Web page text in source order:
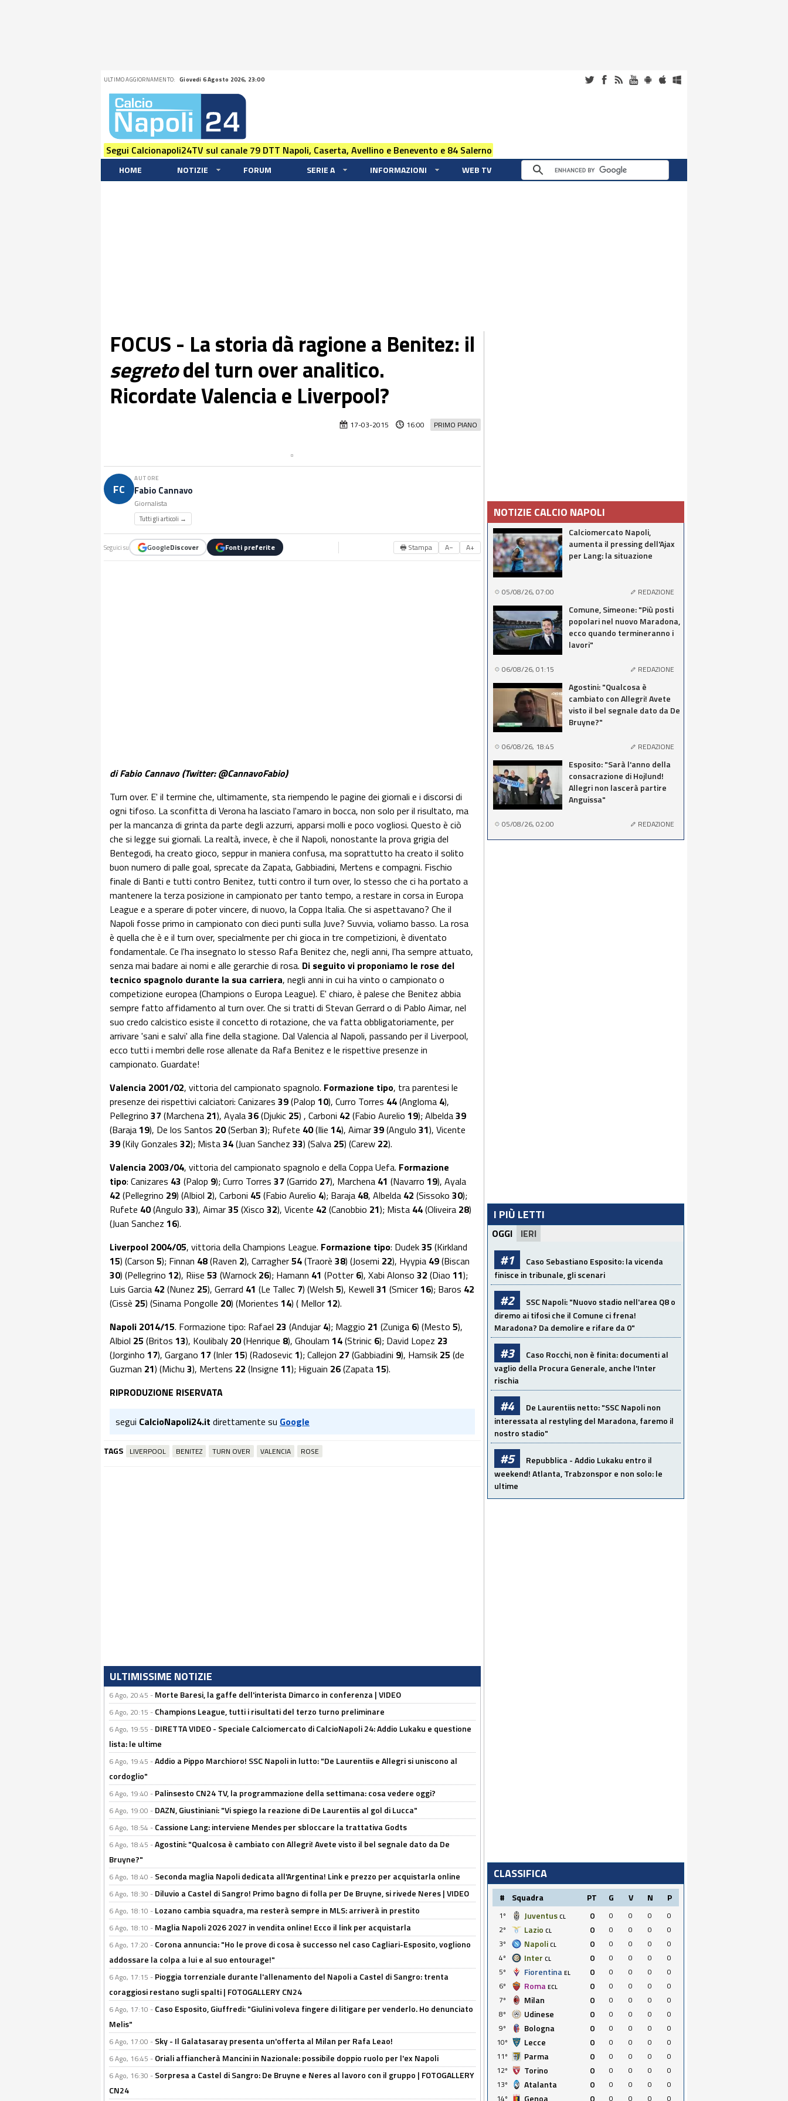
ULTIMO AGGIORNAMENTO: Giovedi 6 Agosto 2026, 23:00
Segui Calcionapoli24TV sul canale 79 DTT Napoli, Caserta, Avellino e Benevento e 84 Salerno
HOME NOTIZIE FORUM SERIE A INFORMAZIONI WEB TV
FOCUS - La storia dà ragione a Benitez: il
segretodel turn over analitico.
Ricordate Valencia e Liverpool?
PRIMO PIANO
17-03-2015 16:00
FC
AUTORE
Fabio Cannavo
Giornalista
Tutti gli articoli →
Seguici su GoogleDiscover Fonti preferite 🖶 Stampa A− A+
di Fabio Cannavo (Twitter: @CannavoFabio)
Turn over. E' il termine che, ultimamente, sta riempendo le pagine dei giornali e i discorsi di
ogni tifoso. La sconfitta di Verona ha lasciato l'amaro in bocca, non solo per il risultato, ma
per la mancanza di grinta da parte degli azzurri, apparsi molli e poco vogliosi. Questo è ciò
che si legge sui giornali. La realtà, invece, è che il Napoli, nonostante la prova grigia del
Bentegodi, ha creato gioco, seppur in maniera confusa, ma soprattutto ha creato il solito
buon numero di palle goal, sprecate da Zapata, Gabbiadini, Mertens e compagni. Fischio
finale di Banti e tutti contro Benitez, tutti contro il turn over, lo stesso che ci ha portato a
mantenere la terza posizione in campionato per tanto tempo, a restare in corsa in Europa
League e a sperare di poter vincere, di nuovo, la Coppa Italia. Che si aspettavano? Che il
Napoli fosse primo in campionato con dieci punti sulla Juve? Suvvia, voliamo basso. La rosa
è quella che è e il turn over, specialmente per chi gioca in tre competizioni, è diventato
fondamentale. Ce l'ha insegnato lo stesso Rafa Benitez che, negli anni, l'ha sempre attuato,
senza mai badare ai nomi e alle gerarchie di rosa. Di seguito vi proponiamo le rose del
tecnico spagnolo durante la sua carriera, negli anni in cui ha vinto o campionato o
competizione europea (Champions o Europa League). E' chiaro, è palese che Benitez abbia
sempre fatto affidamento al turn over. Che si tratti di Stevan Gerrard o di Pablo Aimar, nel
suo credo calcistico esiste il concetto di rotazione, che va fatta obbligatoriamente, per
arrivare 'sani e salvi' alla fine della stagione. Dal Valencia al Napoli, passando per il Liverpool,
ecco tutti i membri delle rose allenate da Rafa Benitez e le rispettive presenze in
campionato. Guardate!
Valencia 2001/02, vittoria del campionato spagnolo. Formazione tipo, tra parentesi le
presenze dei rispettivi calciatori: Canizares 39(Palop 10), Curro Torres 44(Angloma 4),
Pellegrino 37(Marchena 21), Ayala36(Djukic 25) , Carboni 42 (Fabio Aurelio 19); Albelda39
(Baraja19), De los Santos 20(Serban 3); Rufete 40(Ilie 14), Aimar39(Angulo 31), Vicente
39(Kily Gonzales 32); Mista34(Juan Sanchez 33) (Salva 25) (Carew 22).
Valencia 2003/04, vittoria del campionato spagnolo e della Coppa Uefa. Formazione
tipo: Canizares 43 (Palop 9); Curro Torres 37(Garrido 27), Marchena 41 (Navarro 19), Ayala
42 (Pellegrino 29) (Albiol 2), Carboni 45 (Fabio Aurelio 4); Baraja 48, Albelda 42 (Sissoko 30);
Rufete 40(Angulo 33), Aimar35 (Xisco 32), Vicente 42 (Canobbio 21); Mista 44(Oliveira 28)
(Juan Sanchez 16).
Liverpool 2004/05, vittoria della Champions League. Formazione tipo: Dudek35 (Kirkland
15) (Carson 5); Finnan 48(Raven 2), Carragher54(Traorè 38) (Josemi 22), Hyypia 49(Biscan
30) (Pellegrino 12), Riise 53 (Warnock 26); Hamann 41 (Potter 6), Xabi Alonso 32 (Diao 11);
Luis Garcia 42 (Nunez 25), Gerrard 41 (Le Tallec 7) (Welsh 5), Kewell 31 (Smicer16); Baros 42
(Cissè 25) (Sinama Pongolle 20) (Morientes 14) ( Mellor12).
Napoli 2014/15. Formazione tipo: Rafael 23 (Andujar 4); Maggio 21 (Zuniga 6) (Mesto 5),
Albiol 25 (Britos 13), Koulibaly 20(Henrique 8), Ghoulam 14(Strinic 6); David Lopez 23
(Jorginho 17), Gargano 17(Inler15) (Radosevic1); Callejon 27(Gabbiadini 9), Hamsik 25 (de
Guzman 21) (Michu 3), Mertens 22 (Insigne 11); Higuain 26(Zapata15).
RIPRODUZIONE RISERVATA
segui CalcioNapoli24.it direttamente su Google
TAGS LIVERPOOL BENITEZ TURN OVER VALENCIA ROSE
ULTIMISSIME NOTIZIE
6 Ago, 20:45 - Morte Baresi, la gaffe dell'interista Dimarco in conferenza | VIDEO
6 Ago, 20:15 - Champions League, tutti i risultati del terzo turno preliminare
6 Ago, 19:55 - DIRETTA VIDEO - Speciale Calciomercato di CalcioNapoli 24: Addio Lukaku e questione
lista: le ultime
6 Ago, 19:45 -Addio a Pippo Marchioro! SSC Napoli in lutto: "De Laurentiis e Allegri si uniscono al
cordoglio"
6 Ago, 19:40 - Palinsesto CN24 TV, la programmazione della settimana: cosa vedere oggi?
6 Ago, 19:00 - DAZN, Giustiniani: "Vi spiego la reazione di De Laurentiis al gol di Lucca"
6 Ago, 18:54 - Cassione Lang: interviene Mendes per sbloccare la trattativa Godts
6 Ago, 18:45 -Agostini: "Qualcosa è cambiato con Allegri! Avete visto il bel segnale dato da De
Bruyne?"
6 Ago, 18:40 - Seconda maglia Napoli dedicata all'Argentina! Link e prezzo per acquistarla online
6 Ago, 18:30 - Diluvio a Castel di Sangro! Primo bagno di folla per De Bruyne, si rivede Neres | VIDEO
6 Ago, 18:10 - Lozano cambia squadra, ma resterà sempre in MLS: arriverà in prestito
6 Ago, 18:10 - Maglia Napoli 2026 2027 in vendita online! Ecco il link per acquistarla
6 Ago, 17:20 - Corona annuncia: "Ho le prove di cosa è successo nel caso Cagliari-Esposito, vogliono
addossare la colpa a lui e al suo entourage!"
6 Ago, 17:15 - Pioggia torrenziale durante l'allenamento del Napoli a Castel di Sangro: trenta
coraggiosi restano sugli spalti | FOTOGALLERY CN24
6 Ago, 17:10 - Caso Esposito, Giuffredi: "Giulini voleva fingere di litigare per venderlo. Ho denunciato
Melis"
6 Ago, 17:00 - Sky - Il Galatasaray presenta un'offerta al Milan per Rafa Leao!
6 Ago, 16:45 - Oriali affiancherà Mancini in Nazionale: possibile doppio ruolo per l'ex Napoli
6 Ago, 16:30 - Sorpresa a Castel di Sangro: De Bruyne e Neres al lavoro con il gruppo | FOTOGALLERY
CN24
NOTIZIE CALCIO NAPOLI
Calciomercato Napoli,
aumenta il pressing dell'Ajax
per Lang: la situazione
05/08/26, 07:00 REDAZIONE
Comune, Simeone: "Più posti
popolari nel nuovo Maradona,
ecco quando termineranno i
lavori"
06/08/26, 01:15 REDAZIONE
Agostini: "Qualcosa è
cambiato con Allegri! Avete
visto il bel segnale dato da De
Bruyne?"
06/08/26, 18:45 REDAZIONE
Esposito: "Sarà l'anno della
consacrazione di Hojlund!
Allegri non lascerà partire
Anguissa"
05/08/26, 02:00 REDAZIONE
I PIÙ LETTI
OGGI IERI
#1
Caso Sebastiano Esposito: la vicenda
finisce in tribunale, gli scenari
#2
SSC Napoli: "Nuovo stadio nell'area Q8 o
diremo ai tifosi che il Comune ci frena!
Maradona? Da demolire e rifare da 0"
#3
Caso Rocchi, non è finita: documenti al
vaglio della Procura Generale, anche l'Inter
rischia
#4
De Laurentiis netto: "SSC Napoli non
interessata al restyling del Maradona, faremo il
nostro stadio"
#5
Repubblica - Addio Lukaku entro il
weekend! Atlanta, Trabzonspor e non solo: le
ultime
CLASSIFICA
# Squadra PT G V N P
1º Juventus CL 0 0 0 0
0
2º
Lazio CL 0 0 0 0
0
3º
Napoli CL 0 0 0 0
0
4º
Inter CL 0 0 0 0
0
5º
Fiorentina EL 0 0 0 0
0
6º
Roma ECL 0 0 0 0
0
7º
Milan 0 0 0 0
0
8º
Udinese 0 0 0 0
0
9º
Bologna 0 0 0 0
0
10º
Lecce 0 0 0 0
0
11º
Parma 0 0 0 0
0
12º
Torino 0 0 0 0
0
13º
Atalanta 0 0 0 0
0
14º
Genoa 0 0 0 0 0